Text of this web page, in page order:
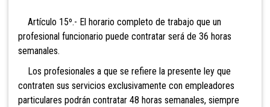
Artículo 15º.- El horario completo de trabajo que un
profesional funcionario puede contratar será de 36 horas
semanales.
Los profesionales a que se refiere la presente ley que
contraten sus servicios exclusivamente con empleadores
particulares podrán contratar 48 horas semanales, siempre